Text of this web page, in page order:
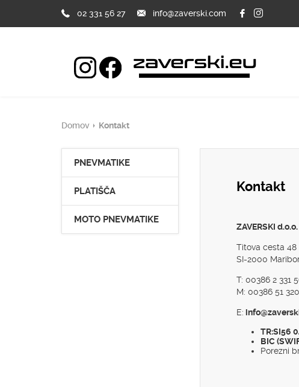
02 331 56 27 info@zaverski.com
Domov Kontakt
Kontakt
ZAVERSKI d.o.o.
Titova cesta 48
SI-2000
T: 00386 2 331
M: 00386 51
E:
TR:SI56
BIC
Porezni
PNEVMATIKE
PLATIŠČA
MOTO PNEVMATIKE